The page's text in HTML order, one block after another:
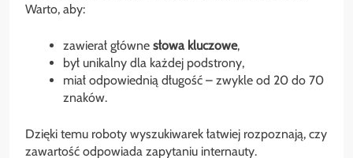
Warto, aby:
zawierał główne słowa kluczowe,
był unikalny dla każdej podstrony,
miał odpowiednią długość – zwykle od 20 do 70
znaków.
Dzięki temu roboty wyszukiwarek łatwiej rozpoznają, czy
zawartość odpowiada zapytaniu internauty.